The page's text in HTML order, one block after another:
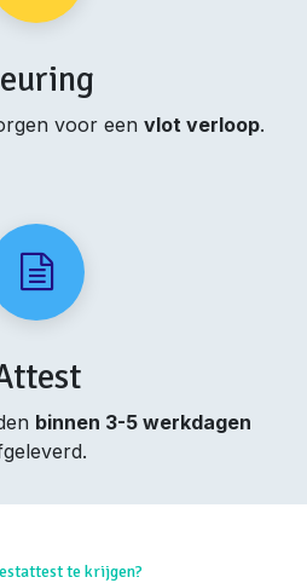
voor een vlot verloop.
binnen 3-5 werkdagen
te krijgen?